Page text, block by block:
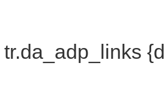
tr.da_adp_links